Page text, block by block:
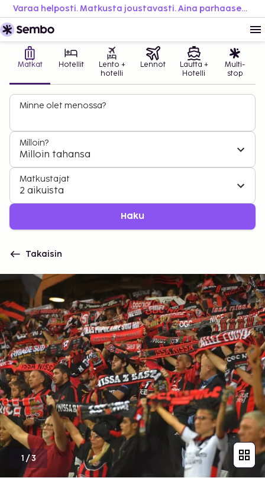
Varaa helposti. Matkusta joustavasti. Aina parhaaseen hintaan.
Matkat Hotellit
Lento +
hotelli
Lennot
Lautta +
Hotelli
Multi-
stop
Minne olet menossa?
Milloin?
Milloin tahansa
Matkustajat
2 aikuista
Haku
Takaisin
1 /3